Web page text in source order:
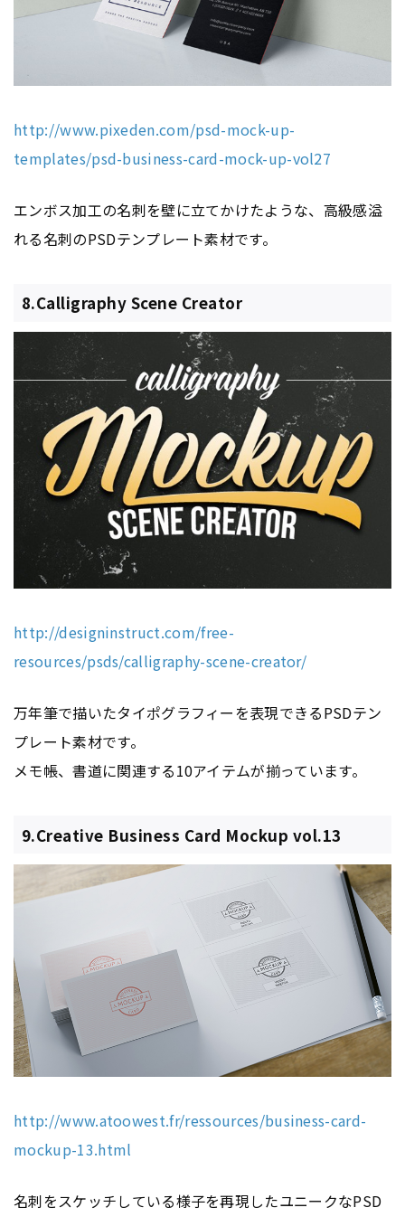
http://www.pixeden.com/psd-mock-up-
templates/psd-business-card-mock-up-vol27
エンボス加工の名刺を壁に立てかけたような、高級感溢
れる名刺のPSDテンプレート素材です。
8.Calligraphy Scene Creator
http://designinstruct.com/free-
resources/psds/calligraphy-scene-creator/
万年筆で描いたタイポグラフィーを表現できるPSDテン
プレート素材です。
メモ帳、書道に関連する10アイテムが揃っています。
9.Creative Business Card Mockup vol.13
http://www.atoowest.fr/ressources/business-card-
mockup-13.html
名刺をスケッチしている様子を再現したユニークなPSD